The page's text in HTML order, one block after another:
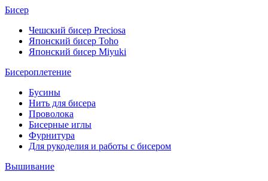
Бисер
Чешский бисер Preciosa
Японский бисер Toho
Японский бисер Miyuki
Бисероплетение
Бусины
Нить для бисера
Проволока
Бисерные иглы
Фурнитура
Для рукоделия и работы с бисером
Вышивание